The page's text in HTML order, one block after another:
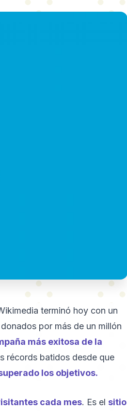
terminó hoy con un
por más de un millón
más exitosa de la
récords batidos desde que
los objetivos.
cada mes. Es el sitio